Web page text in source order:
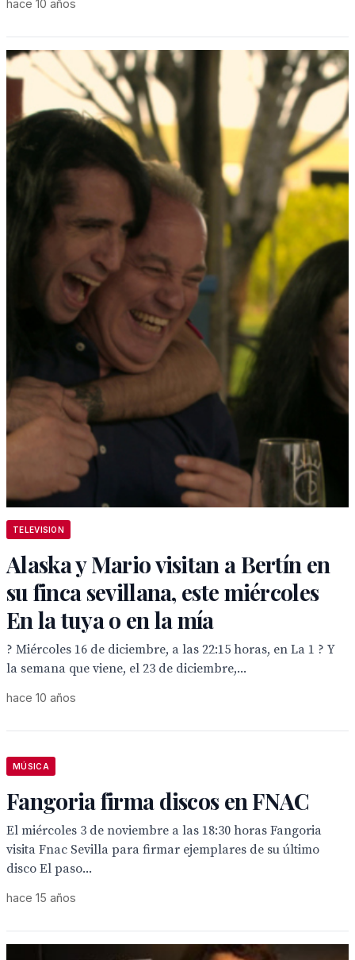
hace 10 años
TELEVISION
Alaska y Mario visitan a Bertín en
su finca sevillana, este miércoles
En la tuya o en la mía
? Miércoles 16 de diciembre, a las 22:15 horas, en La 1 ? Y
la semana que viene, el 23 de diciembre,...
hace 10 años
MÚSICA
Fangoria firma discos en FNAC
El miércoles 3 de noviembre a las 18:30 horas Fangoria
visita Fnac Sevilla para firmar ejemplares de su último
disco El paso...
hace 15 años